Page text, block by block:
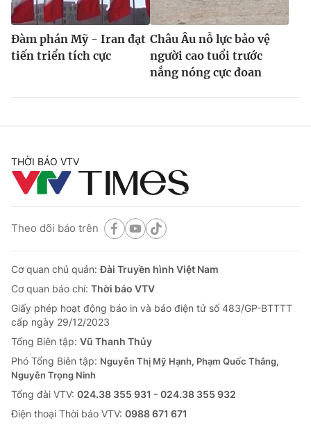
Đàm phán Mỹ - Iran đạt
tiến triển tích cực
Châu Âu nỗ lực bảo vệ
người cao tuổi trước
nắng nóng cực đoan
THỜI BÁO VTV
Theo dõi báo trên
Cơ quan chủ quản:Đài Truyền hình Việt Nam
Cơ quan báo chí: Thời báo VTV
Giấy phép hoạt động báo in và báo điện tử số 483/GP-BTTTT
cấp ngày 29/12/2023
Tổng Biên tập: Vũ Thanh Thủy
Phó Tổng Biên tập: Nguyễn Thị Mỹ Hạnh, Phạm Quốc Thắng,
Nguyễn Trọng Ninh
Tổng đài VTV: 024.38 355 931 - 024.38 355 932
Ðiện thoại Thời báo VTV: 0988 671 671